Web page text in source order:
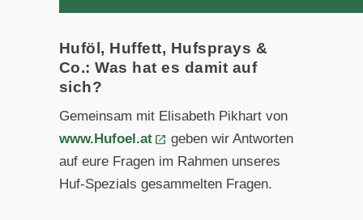
Huföl, Huffett, Hufsprays &
Co.: Was hat es damit auf
sich?
Gemeinsam mit Elisabeth Pikhart von
www.Hufoel.at
geben wir Antworten
auf eure Fragen im Rahmen unseres
Huf-Spezials gesammelten Fragen.